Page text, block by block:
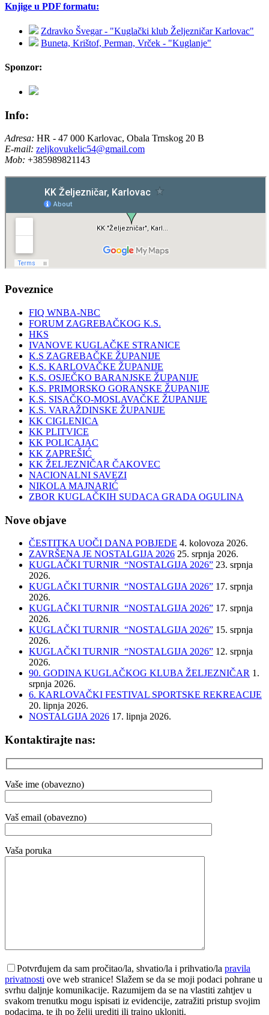
Knjige u PDF formatu:
Zdravko Švegar - "Kuglački klub Željezničar Karlovac"
Buneta, Krištof, Perman, Vrček - "Kuglanje"
Sponzor:
Info:
Adresa: HR - 47 000 Karlovac, Obala Trnskog 20 B
E-mail: zeljkovukelic54@gmail.com
Mob: +385989821143
Poveznice
FIQ WNBA-NBC
FORUM ZAGREBAČKOG K.S.
HKS
IVANOVE KUGLAČKE STRANICE
K.S ZAGREBAČKE ŽUPANIJE
K.S. KARLOVAČKE ŽUPANIJE
K.S. OSJEČKO BARANJSKE ŽUPANIJE
K.S. PRIMORSKO GORANSKE ŽUPANIJE
K.S. SISAČKO-MOSLAVAČKE ŽUPANIJE
K.S. VARAŽDINSKE ŽUPANIJE
KK CIGLENICA
KK PLITVICE
KK POLICAJAC
KK ZAPREŠIĆ
KK ŽELJEZNIČAR ČAKOVEC
NACIONALNI SAVEZI
NIKOLA MAJNARIĆ
ZBOR KUGLAČKIH SUDACA GRADA OGULINA
Nove objave
ČESTITKA UOČI DANA POBJEDE 4. kolovoza 2026.
ZAVRŠENA JE NOSTALGIJA 2026 25. srpnja 2026.
KUGLAČKI TURNIR “NOSTALGIJA 2026” 23. srpnja
2026.
KUGLAČKI TURNIR “NOSTALGIJA 2026” 17. srpnja
2026.
KUGLAČKI TURNIR “NOSTALGIJA 2026” 17. srpnja
2026.
KUGLAČKI TURNIR “NOSTALGIJA 2026” 15. srpnja
2026.
KUGLAČKI TURNIR “NOSTALGIJA 2026” 12. srpnja
2026.
90. GODINA KUGLAČKOG KLUBA ŽELJEZNIČAR 1.
srpnja 2026.
6. KARLOVAČKI FESTIVAL SPORTSKE REKREACIJE
20. lipnja 2026.
NOSTALGIJA 2026 17. lipnja 2026.
Kontaktirajte nas:
Vaše ime (obavezno)
Vaš email (obavezno)
Vaša poruka
Potvrđujem da sam pročitao/la, shvatio/la i prihvatio/la pravila
privatnosti ove web stranice! Slažem se da se moji podaci pohrane u
svrhu daljnje komunikacije. Razumijem da se na vlastiti zahtjev u
svakom trenutku mogu ispisati iz evidencije, zatražiti pristup svojim
podacima, te ih po želji urediti ili trajno ukloniti.